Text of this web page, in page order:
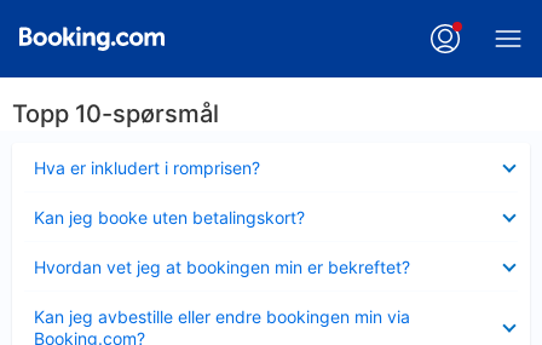
Topp 10-spørsmål
Hva er inkludert i romprisen?
mindre
Kan jeg booke uten betalingskort?
mindre
Hvordan vet jeg at bookingen min er bekreftet?
mindre
Kan jeg avbestille eller endre bookingen min via
Booking.com?
mindre